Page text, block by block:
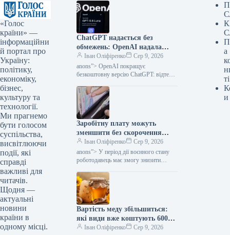
«Голос
країни» —
інформаційни
й портал про
Україну:
політику,
економіку,
бізнес,
культуру та
технології.
Ми прагнемо
бути голосом
суспільства,
висвітлюючи
події, які
справді
важливі для
читачів.
Щодня —
актуальні
новини
країни в
одному місці.
ChatGPT надається без
обмежень: OpenAI надала
безкоштовним користувачам
доступ до GPT-5.6 Luna — за
повідомленням Мінфіну.
Іван Оліфіренко
Сер 9, 2026
anons”> OpenAI покращує
безкоштовну версію ChatGPT: відтепер
необмежену кількість текстових
діалогів, а стандартною моделлю буде
GPT-5.6 Luna.…
Заробітну плату можуть
зменшити без скорочення
тривалості робочого дня: що
дозволено під час дії воєнного
стану — Міністерство
Іван Оліфіренко
Сер 9, 2026
anons”> У період дії воєнного стану
роботодавець має змогу знизити
навіть якщо робочий день триває
стільки…
Вартість меду збільшиться:
які види вже коштують 600
гривень за літр —
Іван Оліфіренко
Сер 9, 2026
а
ті
и